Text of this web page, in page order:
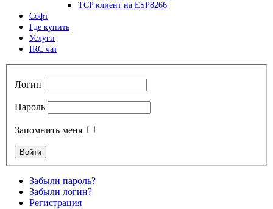
TCP клиент на ESP8266
Софт
Где купить
Услуги
IRC чат
Логин
Пароль
Запомнить меня
Забыли пароль?
Забыли логин?
Регистрация